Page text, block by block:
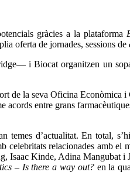
gràcies a la plataforma
oferta de jornades, sessions de
i Biocat organitzen un
de la seva Oficina Econòmica
entre grans
temes d’actualitat. En total,
celebritats relacionades amb el
Isaac Kinde, Adina Mangubat i
– Is there a way out?en la